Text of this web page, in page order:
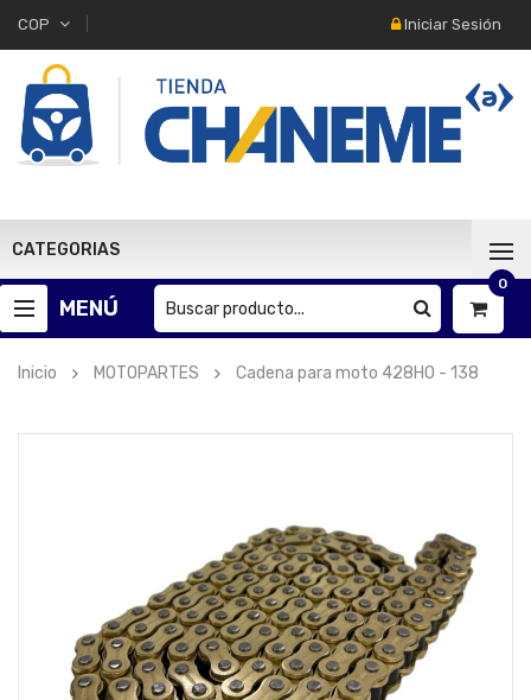
COP Iniciar Sesión
CATEGORIAS
MENÚ
0
Inicio MOTOPARTES Cadena para moto 428HO - 138